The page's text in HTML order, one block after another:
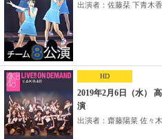
出演者：佐藤栞 下青木香
HD
2019年2月6日（水）
演
出演者：齋藤陽菜 佐々木